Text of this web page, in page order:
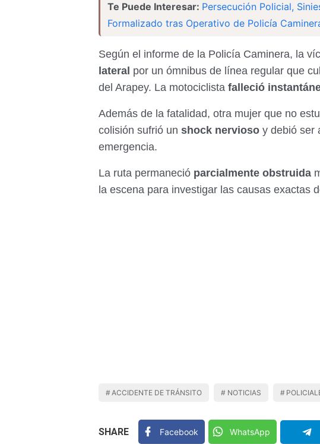
Te Puede Interesar: Persecución Policial,
Formalizado tras Operativo de Policía
​Según el informe de la Policía Caminera, la
lateral por un ómnibus de línea regular que
del Arapey. La motociclista falleció
​Además de la fatalidad, otra mujer que no
colisión sufrió un shock nervioso y debió ser
emergencia.
​La ruta permaneció parcialmente obstruida
la escena para investigar las causas exactas
ACCIDENTE DE TRÁNSITO NOTICIAS
SHARE Facebook WhatsApp